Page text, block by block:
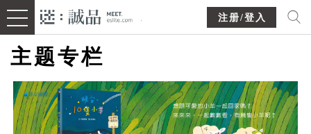
注册/登入
主题专栏